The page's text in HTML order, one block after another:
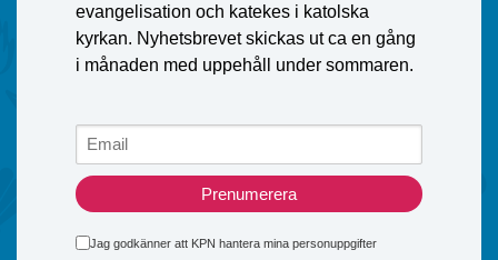
evangelisation och katekes i katolska
kyrkan. Nyhetsbrevet skickas ut ca en gång
i månaden med uppehåll under sommaren.
Prenumerera
Jag godkänner att KPN hantera mina personuppgifter